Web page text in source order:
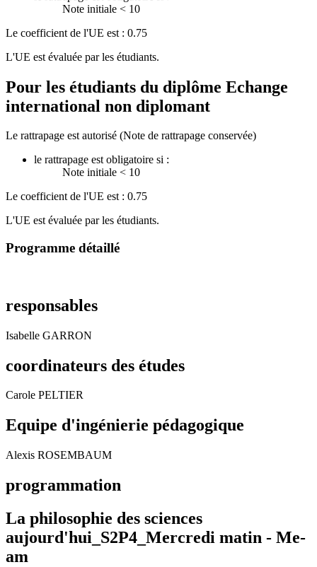
Note initiale < 10
Le coefficient de l'UE est : 0.75
L'UE est évaluée par les étudiants.
Pour les étudiants du diplôme Echange
international non diplomant
Le rattrapage est autorisé (Note de rattrapage conservée)
le rattrapage est obligatoire si :
Note initiale < 10
Le coefficient de l'UE est : 0.75
L'UE est évaluée par les étudiants.
Programme détaillé
responsables
Isabelle GARRON
coordinateurs des études
Carole PELTIER
Equipe d'ingénierie pédagogique
Alexis ROSEMBAUM
programmation
La philosophie des sciences
aujourd'hui_S2P4_Mercredi matin - Me-
am